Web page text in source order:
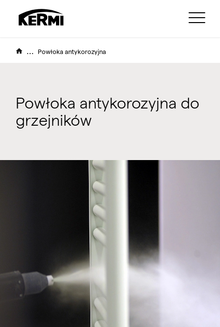
... Powłoka antykorozyjna
Powłoka antykorozyjna do
grzejników